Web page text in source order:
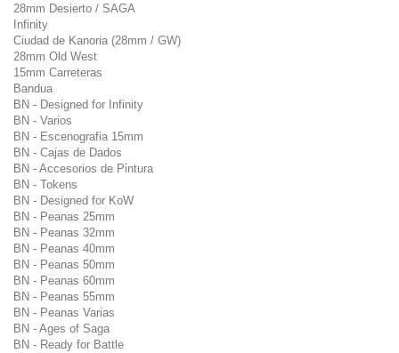
28mm Desierto / SAGA
Infinity
Ciudad de Kanoria (28mm / GW)
28mm Old West
15mm Carreteras
Bandua
BN - Designed for Infinity
BN - Varios
BN - Escenografia 15mm
BN - Cajas de Dados
BN - Accesorios de Pintura
BN - Tokens
BN - Designed for KoW
BN - Peanas 25mm
BN - Peanas 32mm
BN - Peanas 40mm
BN - Peanas 50mm
BN - Peanas 60mm
BN - Peanas 55mm
BN - Peanas Varias
BN - Ages of Saga
BN - Ready for Battle